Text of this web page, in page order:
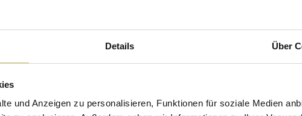
Details Über
und Anzeigen zu personalisieren, Funktionen für soziale Medien
bester